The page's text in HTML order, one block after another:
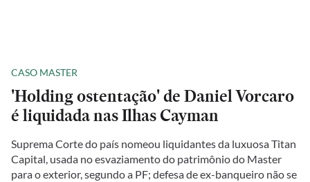
CASO MASTER
'Holding ostentação' de Daniel Vorcaro
é liquidada nas Ilhas Cayman
Suprema Corte do país nomeou liquidantes da luxuosa Titan
Capital, usada no esvaziamento do patrimônio do Master
para o exterior, segundo a PF; defesa de ex-banqueiro não se